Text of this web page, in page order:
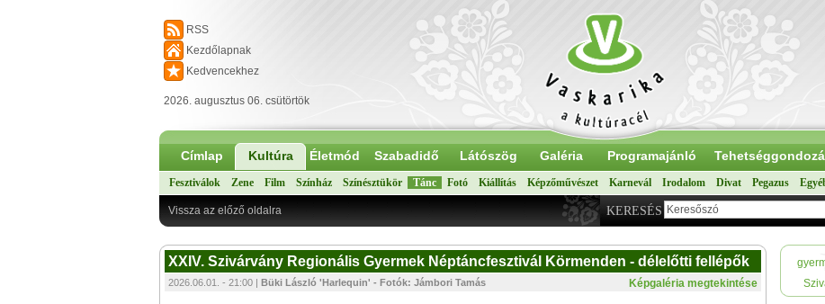
RSS
Kezdőlapnak
Kedvencekhez
2026. augusztus 06. csütörtök
Címlap Kultúra Életmód Szabadidő Látószög Galéria Programajánló
Fesztiválok Zene Film Színház Színésztükör Tánc Fotó Kiállítás Képzőművészet Karnevál Irodalom Divat Pegazus
KERESÉS
Vissza az előző oldalra
XXIV. Szivárvány Regionális Gyermek Néptáncfesztivál Körmenden - délelőtti fellépők
Képgaléria megtekintése
2026.06.01. - 21:00 | Büki László 'Harlequin' - Fotók: Jámbori Tamás